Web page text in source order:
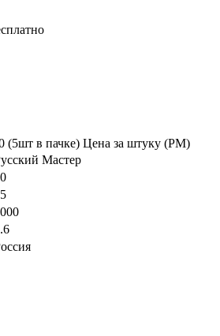
(5шт в пачке) Цена за штуку (РМ)
Мастер